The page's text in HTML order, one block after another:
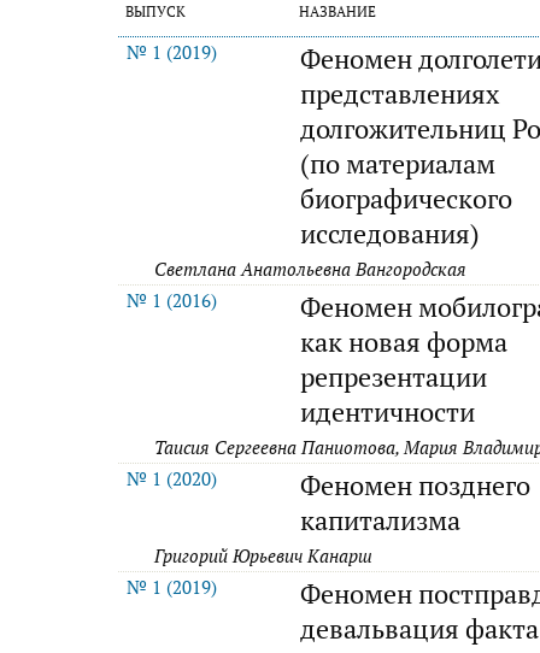
ВЫПУСК НАЗВАНИЕ
№ 1 (2019)
Феномен
представлениях
долгожительниц
(по материалам
биографического
исследования)
Светлана Анатольевна Вангородская
№ 1 (2016)
Феномен
как новая форма
репрезентации
идентичности
Таисия Сергеевна Паниотова, Мария
№ 1 (2020)
Феномен позднего
капитализма
Григорий Юрьевич Канарш
№ 1 (2019)
Феномен
девальвация